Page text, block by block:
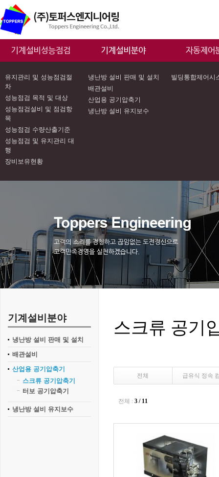
유지관리 및 성능점검절
차
성능점검 목적 및 대상
성능점검설비 및 점검항
목
성능점검 수량산출기준
성능점검 및 유지관리 대
행
장비보유현황
냉난방 설비 판매 및 설치
배관설비
산업용 공기압축기
냉난방 설비 유지보수
빌딩통합제어시
기계설비분야
냉난방 설비 판매 및 설치
배관설비
산업용 공기압축기
스크류 공기압축기
터보 공기압축기
냉난방 설비 유지보수
스크류 공기
전체 급유식 정속
전체 : 3 / 11